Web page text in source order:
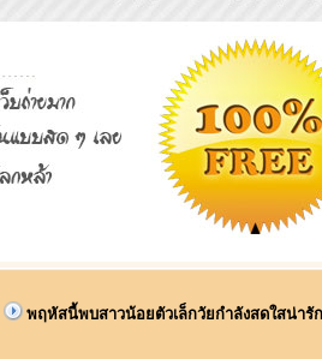
พฤหัสนี้พบสาวน้อยตัวเล็กวัยกำลังสดใสน่ารั